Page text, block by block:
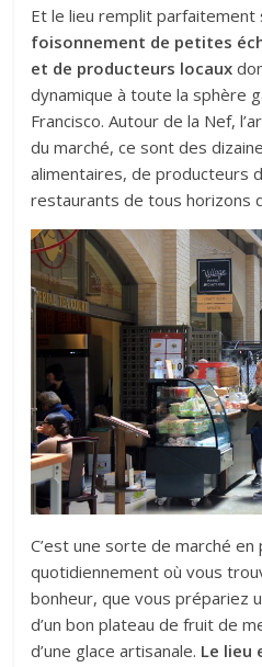
Et le lieu remplit parfaitement
foisonnement de petites
et de producteurs locaux
dynamique à toute la sphère
Francisco. Autour de la Nef,
du marché, ce sont des
alimentaires, de producteurs
restaurants de tous horizons
C’est une sorte de marché
quotidiennement où vous
bonheur, que vous prépariez
d’un bon plateau de fruit de
d’une glace artisanale. Le lieu